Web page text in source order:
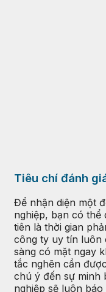
Tiêu chí đánh
Để nhận diện một
nghiệp, bạn có thể
tiên là thời gian
công ty uy tín luôn
sàng có mặt ngay
tắc nghẽn cần
chú ý đến sự minh
nghiệp sẽ luôn